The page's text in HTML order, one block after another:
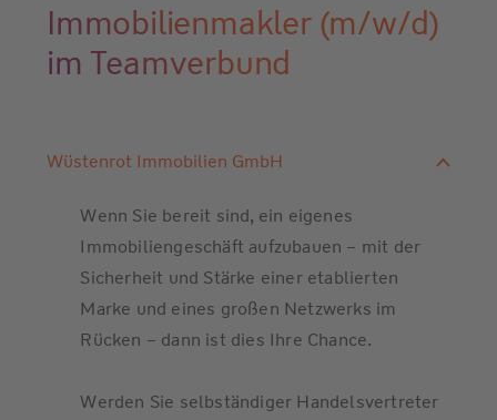
Immobilienmakler (m/w/d)
im Teamverbund
Wüstenrot Immobilien GmbH
Wenn Sie bereit sind, ein eigenes
Immobiliengeschäft aufzubauen – mit der
Sicherheit und Stärke einer etablierten
Marke und eines großen Netzwerks im
Rücken – dann ist dies Ihre Chance.
Werden Sie selbständiger Handelsvertreter